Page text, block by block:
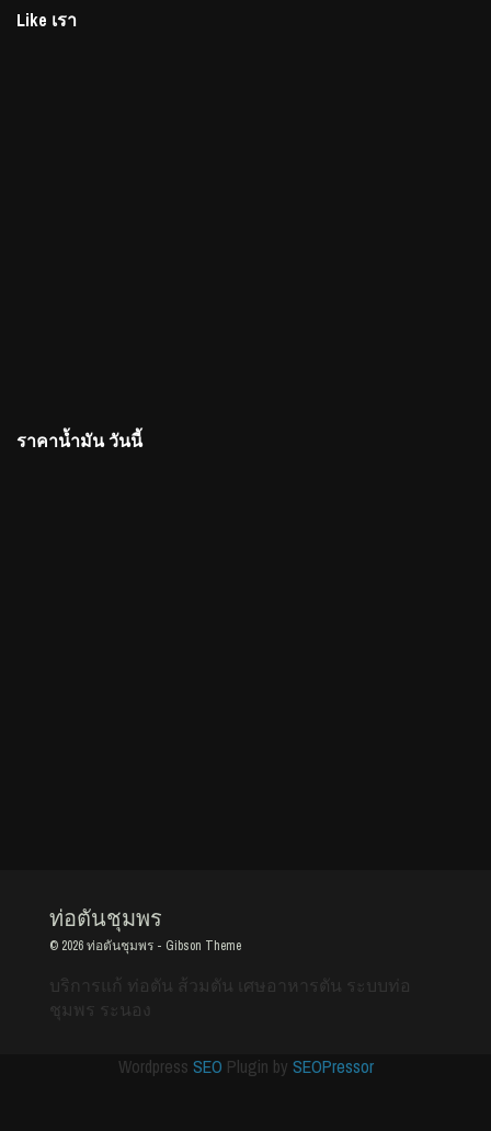
Like เรา
ราคาน้ำมัน วันนี้
ท่อตันชุมพร
© 2026ท่อตันชุมพร - Gibson Theme
บริการแก้ ท่อตัน ส้วมตัน เศษอาหารตัน ระบบท่อ
ชุมพร ระนอง
Wordpress SEO Plugin by SEOPressor